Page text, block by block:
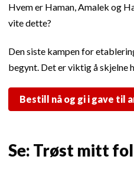
Hvem er Haman, Amalek og
vite dette?
Den siste kampen for
begynt. Det er viktig å skjelne
Bestill nå og gi i gave til
Se: Trøst mitt